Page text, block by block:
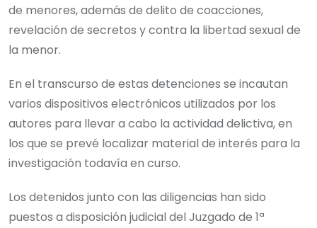
de menores, además de delito de coacciones,
revelación de secretos y contra la libertad sexual de
la menor.
En el transcurso de estas detenciones se incautan
varios dispositivos electrónicos utilizados por los
autores para llevar a cabo la actividad delictiva, en
los que se prevé localizar material de interés para la
investigación todavía en curso.
Los detenidos junto con las diligencias han sido
puestos a disposición judicial del Juzgado de 1ª